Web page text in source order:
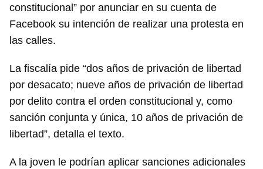
constitucional” por anunciar en su cuenta de
Facebook su intención de realizar una protesta en
las calles.
La fiscalía pide “dos años de privación de libertad
por desacato; nueve años de privación de libertad
por delito contra el orden constitucional y, como
sanción conjunta y única, 10 años de privación de
libertad”, detalla el texto.
A la joven le podrían aplicar sanciones adicionales